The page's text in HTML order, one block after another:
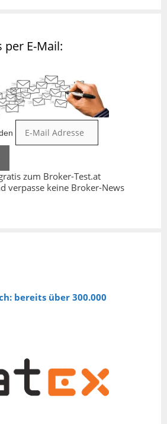
per E-Mail:
zum Broker-Test.at
verpasse keine Broker-News
bereits über 300.000